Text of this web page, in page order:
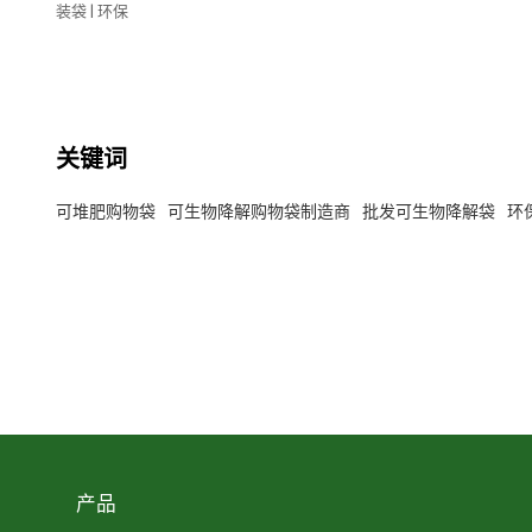
装袋 | 环保
关键词
可堆肥购物袋 可生物降解购物袋制造商 批发可生物降解袋 环
产品